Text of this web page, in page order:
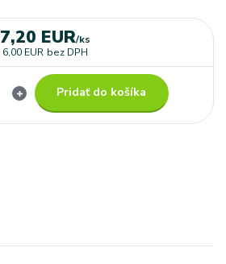
7,20 EUR/ks
6,00 EUR bez DPH
Pridať do košíka